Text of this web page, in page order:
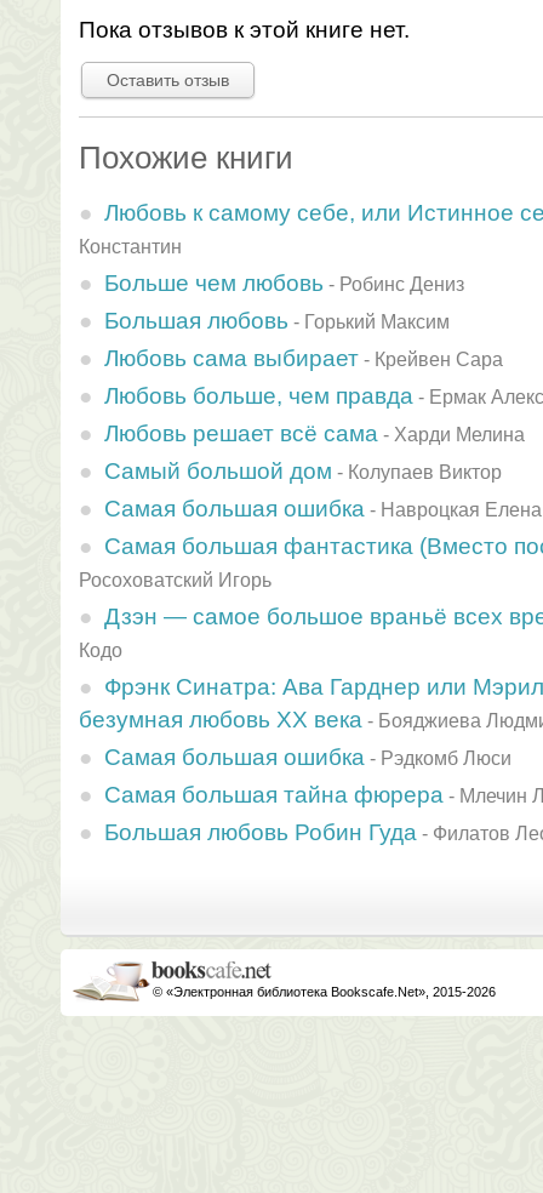
Пока отзывов к этой книге нет.
Оставить отзыв
Похожие книги
Любовь к самому себе, или Истинное
Константин
Больше чем любовь - Робинс Дениз
Большая любовь - Горький Максим
Любовь сама выбирает - Крейвен Сара
Любовь больше, чем правда - Ермак
Любовь решает всё сама - Харди Мелина
Самый большой дом - Колупаев Виктор
Самая большая ошибка - Навроцкая Елена
Самая большая фантастика (Вместо
Росоховатский Игорь
Дзэн — самое большое враньё всех
Кодо
Фрэнк Синатра: Ава Гарднер или
безумная любовь XX века - Бояджиева
Самая большая ошибка - Рэдкомб Люси
Самая большая тайна фюрера - Млечин
Большая любовь Робин Гуда - Филатов
© «Электронная библиотека Bookscafe.Net», 2015-2026